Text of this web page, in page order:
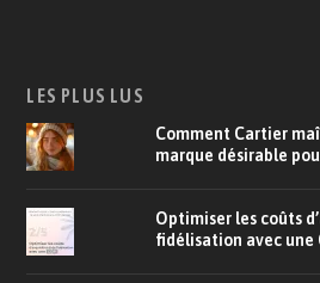
LES PLUS LUS
Comment Cartier
marque désirable
Optimiser les coûts
fidélisation avec une